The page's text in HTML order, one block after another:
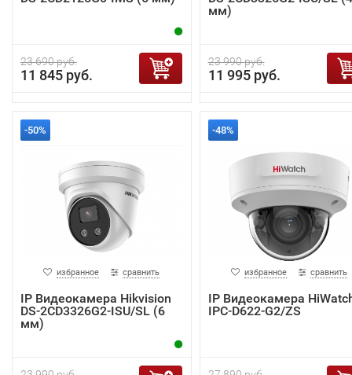
23 690 руб.
11 845 руб.
мм)
23 990 руб.
11 995 руб.
-50%
избранное сравнить
IP Видеокамера Hikvision
DS-2CD3326G2-ISU/SL (6
мм)
-48%
избранное сравнить
IP Видеокамера
IPC-D622-G2/ZS